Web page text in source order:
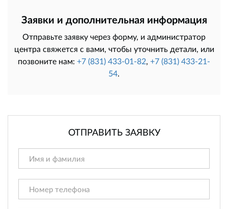
Заявки и дополнительная информация
Отправьте заявку через форму, и администратор
центра свяжется с вами, чтобы уточнить детали, или
позвоните нам: +7 (831) 433-01-82 +7 (831) 433-21-
54
ОТПРАВИТЬ ЗАЯВКУ